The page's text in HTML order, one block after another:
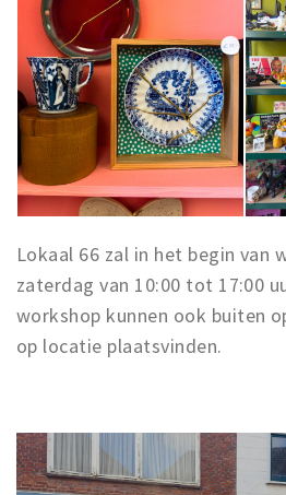
Lokaal 66 zal in het begin van
zaterdag van 10:00 tot 17:00
workshop kunnen ook buiten
op locatie plaatsvinden.